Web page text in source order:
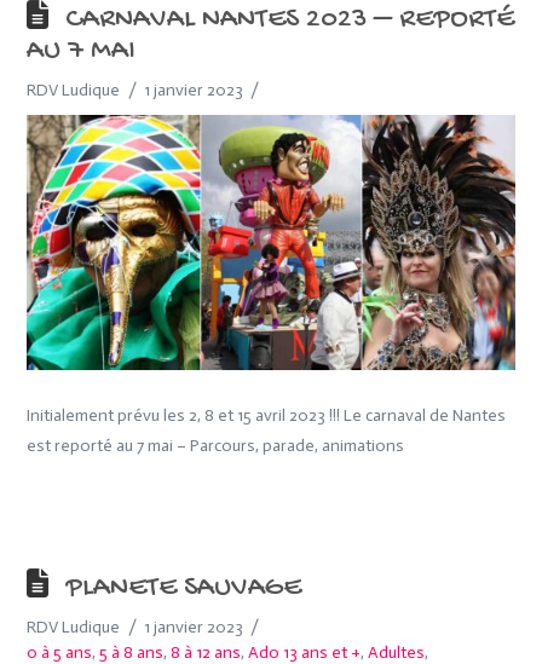
CARNAVAL NANTES 2023 – REPORTÉ
AU 7 MAI
RDV Ludique 1 janvier 2023
Initialement prévu les 2, 8 et 15 avril 2023 !!! Le carnaval de Nantes
est reporté au 7 mai – Parcours, parade, animations
PLANETE SAUVAGE
RDV Ludique
1 janvier 2023
0 à 5 ans,5 à 8 ans,8 à 12 ans,Ado 13 ans et +,Adultes,